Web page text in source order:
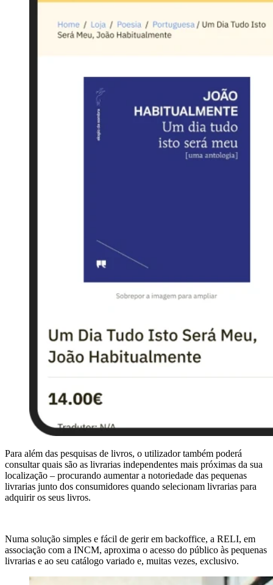
Para além das pesquisas de livros, o utilizador também poderá
consultar quais são as livrarias independentes mais próximas da sua
localização – procurando aumentar a notoriedade das pequenas
livrarias junto dos consumidores quando selecionam livrarias para
adquirir os seus livros.
Numa solução simples e fácil de gerir em backoffice, a RELI, em
associação com a INCM, aproxima o acesso do público às pequenas
livrarias e ao seu catálogo variado e, muitas vezes, exclusivo.